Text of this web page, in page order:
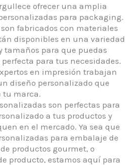
ofrecer una amplia
para packaging.
fabricados con materiales
disponibles en una variedad
tamaños para que puedas
para tus necesidades.
en impresión trabajan
diseño personalizado que
tu marca.
son perfectas para
a tus productos y
en el mercado. Ya sea que
para embalaje de
productos gourmet, o
producto, estamos aquí para